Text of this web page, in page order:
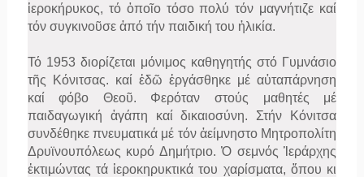
ἱεροκήρυκος, τό ὁποῖο τόσο πολύ τόν μαγνήτιζε καί
τόν συγκινοῦσε ἀπό τήν παιδική του ἡλικία.
Τό 1953 διορίζεται μόνιμος καθηγητής στό Γυμνάσιο
τῆς Κόνιτσας. καί ἐδῶ ἐργάσθηκε μέ αὐταπάρνηση
καί φόβο Θεοῦ. Φερόταν στούς μαθητές μέ
παιδαγωγική ἀγάπη καί δικαιοσύνη. Στήν Κόνιτσα
συνδέθηκε πνευματικά μέ τόν ἀείμνηστο Μητροπολίτη
Δρυϊνουπόλεως κυρό Δημήτριο. Ὁ σεμνός Ἱεράρχης
ἐκτιμώντας τά ἱεροκηρυκτικά του χαρίσματα, ὅπου κι